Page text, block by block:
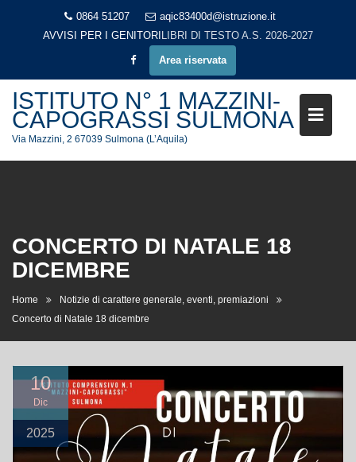
0864 51207
aqic83400d@istruzione.it
AVVISI PER I GENITORI LIBRI DI TESTO A.S. 2026-2027
Area riservata
ISTITUTO N° 1 MAZZINI-
CAPOGRASSI SULMONA
Via Mazzini, 2 67039 Sulmona (L’Aquila)
CONCERTO DI NATALE 18
DICEMBRE
Home
Notizie di carattere generale, eventi, premiazioni
Concerto di Natale 18 dicembre
10
Dic
2025